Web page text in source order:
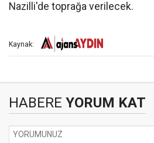
Nazilli'de toprağa verilecek.
Kaynak:
HABERE YORUM KAT